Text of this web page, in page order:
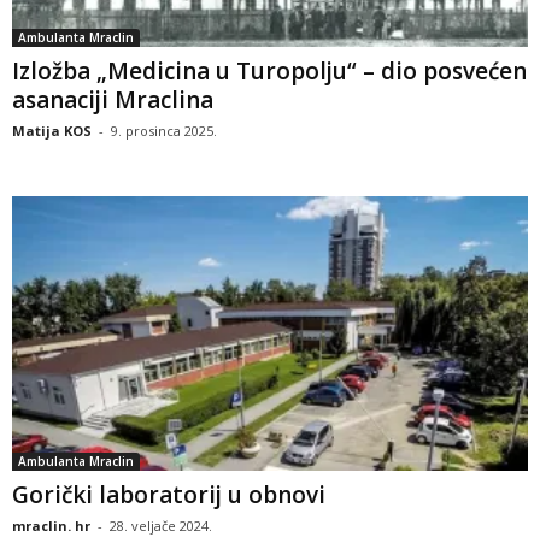
Ambulanta Mraclin
Izložba „Medicina u Turopolju“ – dio posvećen
asanaciji Mraclina
Matija KOS - 9. prosinca 2025.
Ambulanta Mraclin
Gorički laboratorij u obnovi
mraclin. hr - 28. veljače 2024.